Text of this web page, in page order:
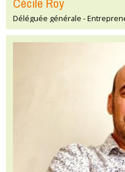
Déléguée générale -